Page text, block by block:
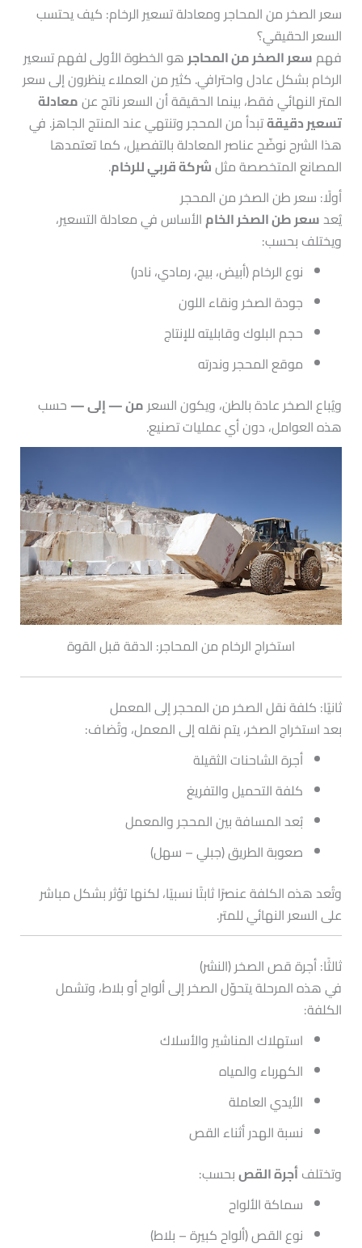
سعر الصخر من المحاجر ومعادلة تسعير الرخام: كيف يحتسب
السعر الحقيقي؟
فهمسعر الصخر من المحاجر هو الخطوة الأولى لفهم تسعير
الرخام بشكل عادل واحترافي. كثير من العملاء ينظرون إلى سعر
المتر النهائي فقط، بينما الحقيقة أن السعر ناتج عنمعادلة
تسعير دقيقةتبدأ من المحجر وتنتهي عند المنتج الجاهز. في
هذا الشرح نوضّح عناصر المعادلة بالتفصيل، كما تعتمدها
المصانع المتخصصة مثلشركة قربي للرخام.
أولًا: سعر طن الصخر من المحجر
يُعدسعر طن الصخر الخامالأساس في معادلة التسعير،
ويختلف بحسب:
نوع الرخام (أبيض، بيج، رمادي، نادر)
جودة الصخر ونقاء اللون
حجم البلوك وقابليته للإنتاج
موقع المحجر وندرته
ويُباع الصخر عادة بالطن، ويكون السعر من — إلى — حسب
هذه العوامل، دون أي عمليات تصنيع.
استخراج الرخام من المحاجر: الدقة قبل القوة
ثانيًا: كلفة نقل الصخر من المحجر إلى المعمل
بعد استخراج الصخر، يتم نقله إلى المعمل، وتُضاف:
أجرة الشاحنات الثقيلة
كلفة التحميل والتفريغ
بُعد المسافة بين المحجر والمعمل
صعوبة الطريق (جبلي – سهل)
وتُعد هذه الكلفة عنصرًا ثابتًا نسبيًا، لكنها تؤثر بشكل مباشر
على السعر النهائي للمتر.
ثالثًا: أجرة قص الصخر (النشر)
في هذه المرحلة يتحوّل الصخر إلى ألواح أو بلاط، وتشمل
الكلفة:
استهلاك المناشير والأسلاك
الكهرباء والمياه
الأيدي العاملة
نسبة الهدر أثناء القص
وتختلفأجرة القصبحسب:
سماكة الألواح
نوع القص (ألواح كبيرة – بلاط)